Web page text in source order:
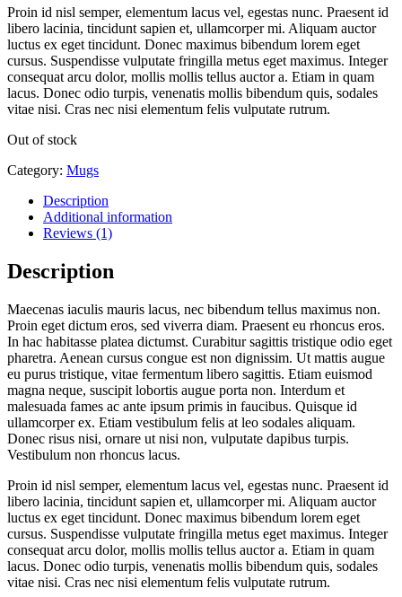
Proin id nisl semper, elementum lacus vel, egestas nunc. Praesent id
libero lacinia, tincidunt sapien et, ullamcorper mi. Aliquam auctor
luctus ex eget tincidunt. Donec maximus bibendum lorem eget
cursus. Suspendisse vulputate fringilla metus eget maximus. Integer
consequat arcu dolor, mollis mollis tellus auctor a. Etiam in quam
lacus. Donec odio turpis, venenatis mollis bibendum quis, sodales
vitae nisi. Cras nec nisi elementum felis vulputate rutrum.
Out of stock
Category: Mugs
Description
Additional information
Reviews (1)
Description
Maecenas iaculis mauris lacus, nec bibendum tellus maximus non.
Proin eget dictum eros, sed viverra diam. Praesent eu rhoncus eros.
In hac habitasse platea dictumst. Curabitur sagittis tristique odio eget
pharetra. Aenean cursus congue est non dignissim. Ut mattis augue
eu purus tristique, vitae fermentum libero sagittis. Etiam euismod
magna neque, suscipit lobortis augue porta non. Interdum et
malesuada fames ac ante ipsum primis in faucibus. Quisque id
ullamcorper ex. Etiam vestibulum felis at leo sodales aliquam.
Donec risus nisi, ornare ut nisi non, vulputate dapibus turpis.
Vestibulum non rhoncus lacus.
Proin id nisl semper, elementum lacus vel, egestas nunc. Praesent id
libero lacinia, tincidunt sapien et, ullamcorper mi. Aliquam auctor
luctus ex eget tincidunt. Donec maximus bibendum lorem eget
cursus. Suspendisse vulputate fringilla metus eget maximus. Integer
consequat arcu dolor, mollis mollis tellus auctor a. Etiam in quam
lacus. Donec odio turpis, venenatis mollis bibendum quis, sodales
vitae nisi. Cras nec nisi elementum felis vulputate rutrum.